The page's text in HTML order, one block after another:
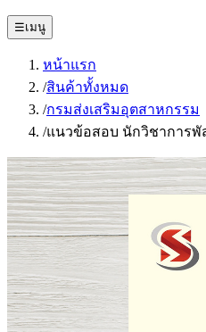
☰เมนู
หน้าแรก
/สินค้าทั้งหมด
/กรมส่งเสริมอุตสาหกรรม
/แนวข้อสอบ นักวิชาการพั